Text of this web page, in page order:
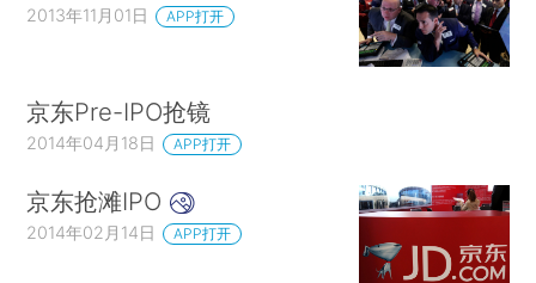
2013年11月01日 APP打开
京东Pre-IPO抢镜
2014年04月18日 APP打开
京东抢滩IPO
2014年02月14日 APP打开